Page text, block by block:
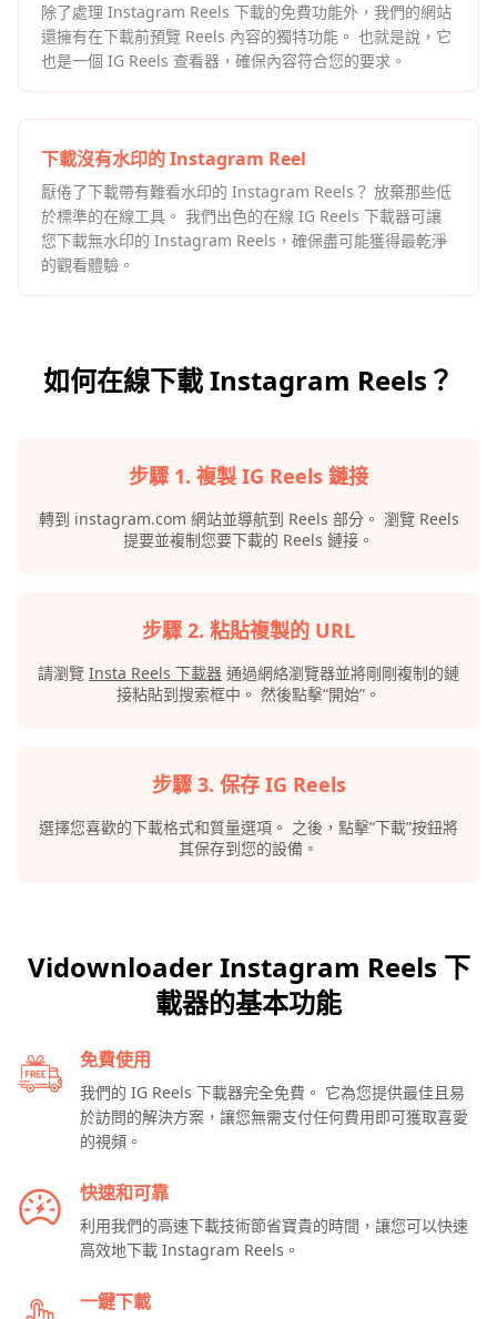
除了處理 Instagram Reels 下載的免費功能外，我們的網站
還擁有在下載前預覽 Reels 內容的獨特功能。 也就是說，它
也是一個 IG ​​Reels 查看器，確保內容符合您的要求。
下載沒有水印的 Instagram Reel
厭倦了下載帶有難看水印的 Instagram Reels？ 放棄那些低
於標準的在線工具。 我們出色的在線 IG Reels 下載器可讓
您下載無水印的 Instagram Reels，確保盡可能獲得最乾淨
的觀看體驗。
如何在線下載 Instagram Reels？
步驟 1. 複製 IG Reels 鏈接
轉到 instagram.com 網站並導航到 Reels 部分。 瀏覽 Reels
提要並複制您要下載的 Reels 鏈接。
步驟 2. 粘貼複製的 URL
請瀏覽 Insta Reels 下載器 通過網絡瀏覽器並將剛剛複制的鏈
接粘貼到搜索框中。 然後點擊“開始”。
步驟 3. 保存 IG Reels
選擇您喜歡的下載格式和質量選項。 之後，點擊“下載”按鈕將
其保存到您的設備。
Vidownloader Instagram Reels 下
載器的基本功能
免費使用
我們的 IG Reels 下載器完全免費。 它為您提供最佳且易
於訪問的解決方案，讓您無需支付任何費用即可獲取喜愛
的視頻。
快速和可靠
利用我們的高速下載技術節省寶貴的時間，讓您可以快速
高效地下載 Instagram Reels。
一鍵下載